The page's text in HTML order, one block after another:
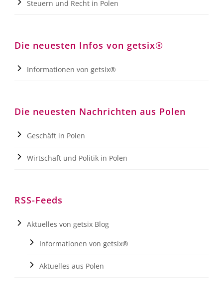
Steuern und Recht in Polen
Die neuesten Infos von getsix®
Informationen von getsix®
Die neuesten Nachrichten aus Polen
Geschäft in Polen
Wirtschaft und Politik in Polen
RSS-Feeds
Aktuelles von getsix Blog
Informationen von getsix®
Aktuelles aus Polen